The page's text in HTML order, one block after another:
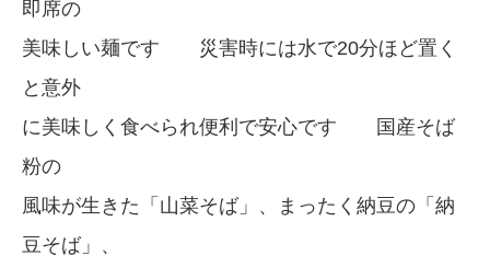
即席の
美味しい麺です 災害時には水で20分ほど置く
と意外
に美味しく食べられ便利で安心です 国産そば
粉の
風味が生きた「山菜そば」、まったく納豆の「納
豆そば」、